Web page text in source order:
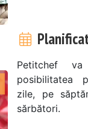
Petitchef
posibilitatea
zile, pe
sărbători.